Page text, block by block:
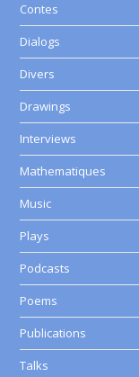
Contes
Dialogs
Divers
Drawings
Interviews
Mathematiques
Music
Plays
Podcasts
Poems
Publications
Talks